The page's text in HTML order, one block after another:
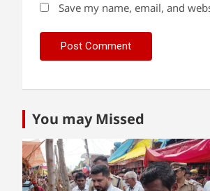
Save my name, email, and
You may Missed